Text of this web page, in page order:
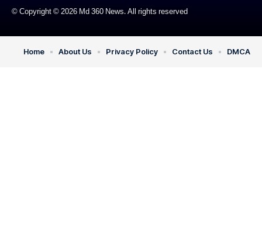
© Copyright © 2026 Md 360 News. All rights reserved
Home About Us Privacy Policy Contact Us DMCA